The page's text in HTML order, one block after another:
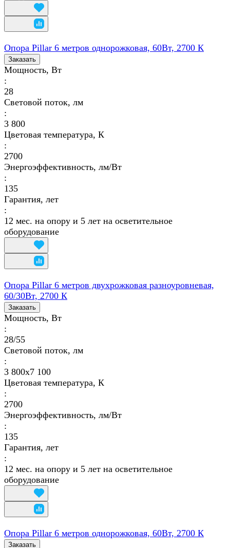
Опора Pillar 6 метров однорожковая, 60Вт, 2700 К
Заказать
Мощность, Вт
:
28
Световой поток, лм
:
3 800
Цветовая температура, К
:
2700
Энергоэффективность, лм/Вт
:
135
Гарантия, лет
:
12 мес. на опору и 5 лет на осветительное
оборудование
Опора Pillar 6 метров двухрожковая разноуровневая,
60/30Вт, 2700 К
Заказать
Мощность, Вт
:
28/55
Световой поток, лм
:
3 800х7 100
Цветовая температура, К
:
2700
Энергоэффективность, лм/Вт
:
135
Гарантия, лет
:
12 мес. на опору и 5 лет на осветительное
оборудование
Опора Pillar 6 метров однорожковая, 60Вт, 2700 К
Заказать